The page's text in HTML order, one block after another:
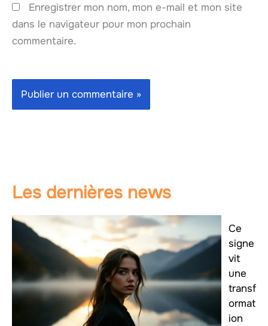
Enregistrer mon nom, mon e-mail et mon site
dans le navigateur pour mon prochain
commentaire.
Les dernières news
Ce
signe
vit
une
transf
ormat
ion